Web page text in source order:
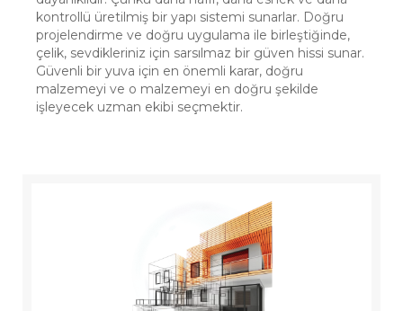
kontrollü üretilmiş bir yapı sistemi sunarlar. Doğru
projelendirme ve doğru uygulama ile birleştiğinde,
çelik, sevdikleriniz için sarsılmaz bir güven hissi sunar.
Güvenli bir yuva için en önemli karar, doğru
malzemeyi ve o malzemeyi en doğru şekilde
işleyecek uzman ekibi seçmektir.